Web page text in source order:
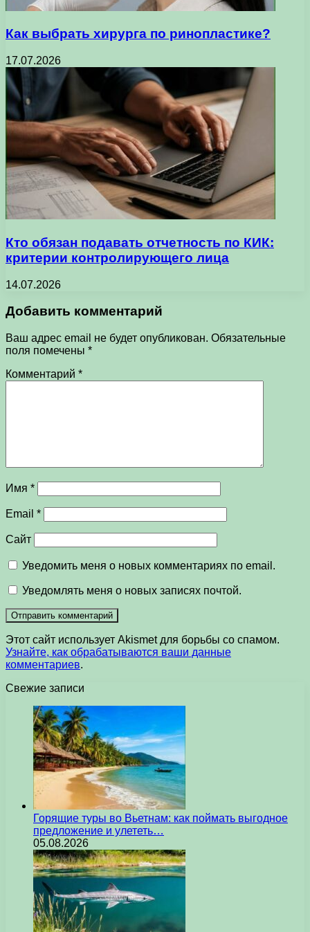
Как выбрать хирурга по ринопластике?
17.07.2026
Кто обязан подавать отчетность по КИК:
критерии контролирующего лица
14.07.2026
Добавить комментарий
Ваш адрес email не будет опубликован. Обязательные
поля помечены *
Комментарий *
Имя *
Email *
Сайт
Уведомить меня о новых комментариях по email.
Уведомлять меня о новых записях почтой.
Этот сайт использует Akismet для борьбы со спамом.
Узнайте, как обрабатываются ваши данные
комментариев.
Свежие записи
Горящие туры во Вьетнам: как поймать выгодное
предложение и улететь…
05.08.2026